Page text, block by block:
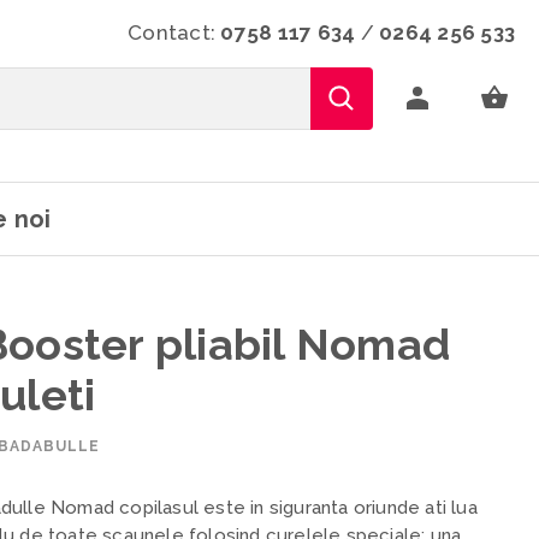
Contact: 0758 117 634 / 0264 256 533
noi
pliabil Nomad
Nomad copilasul este in siguranta oriunde ati lua